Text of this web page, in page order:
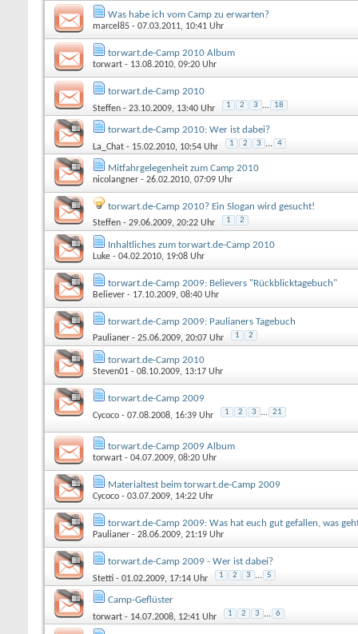
Was habe ich vom Camp zu erwarten?
marcel85 - 07.03.2011, 10:41 Uhr
torwart.de-Camp 2010 Album
torwart - 13.08.2010, 09:20 Uhr
torwart.de-Camp 2010
Steffen - 23.10.2009, 13:40 Uhr 1 2 3 ... 18
torwart.de-Camp 2010: Wer ist dabei?
La_Chat - 15.02.2010, 10:54 Uhr 1 2 3 ... 4
Mitfahrgelegenheit zum Camp 2010
nicolangner - 26.02.2010, 07:09 Uhr
torwart.de-Camp 2010? Ein Slogan wird gesucht!
Steffen - 29.06.2009, 20:22 Uhr 1 2
Inhaltliches zum torwart.de-Camp 2010
Luke - 04.02.2010, 19:08 Uhr
torwart.de-Camp 2009: Believers "Rückblicktagebuch"
Believer - 17.10.2009, 08:40 Uhr
torwart.de-Camp 2009: Paulianers Tagebuch
Paulianer - 25.06.2009, 20:07 Uhr 1 2
torwart.de-Camp 2010
Steven01 - 08.10.2009, 13:17 Uhr
torwart.de-Camp 2009
Cycoco - 07.08.2008, 16:39 Uhr 1 2 3 ... 21
torwart.de-Camp 2009 Album
torwart - 04.07.2009, 08:20 Uhr
Materialtest beim torwart.de-Camp 2009
Cycoco - 03.07.2009, 14:22 Uhr
torwart.de-Camp 2009: Was hat euch gut gefallen, was
Paulianer - 28.06.2009, 21:19 Uhr
torwart.de-Camp 2009 - Wer ist dabei?
Stetti - 01.02.2009, 17:14 Uhr 1 2 3 ... 5
Camp-Geflüster
torwart - 14.07.2008, 12:41 Uhr 1 2 3 ... 6